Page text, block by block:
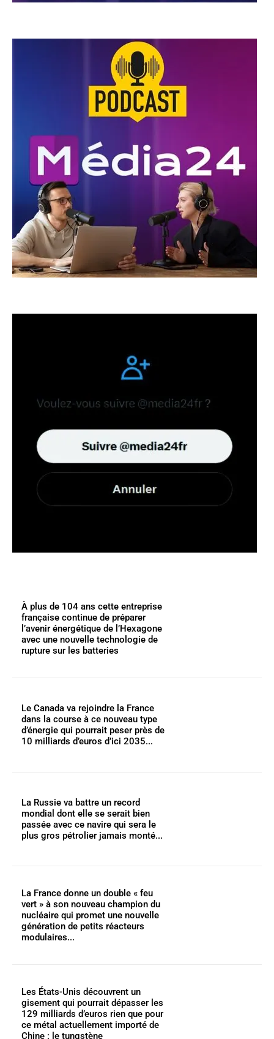
À plus de 104 ans cette entreprise
française continue de préparer
l’avenir énergétique de l’Hexagone
avec une nouvelle technologie de
rupture sur les batteries
Le Canada va rejoindre la France
dans la course à ce nouveau type
d’énergie qui pourrait peser près de
10 milliards d’euros d’ici 2035...
La Russie va battre un record
mondial dont elle se serait bien
passée avec ce navire qui sera le
plus gros pétrolier jamais monté...
La France donne un double « feu
vert » à son nouveau champion du
nucléaire qui promet une nouvelle
génération de petits réacteurs
modulaires...
Les États-Unis découvrent un
gisement qui pourrait dépasser les
129 milliards d’euros rien que pour
ce métal actuellement importé de
Chine : le tungstène